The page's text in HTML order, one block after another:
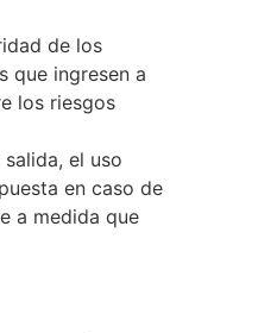
de los
que ingresen a
los riesgos
el uso
en caso de
a medida que